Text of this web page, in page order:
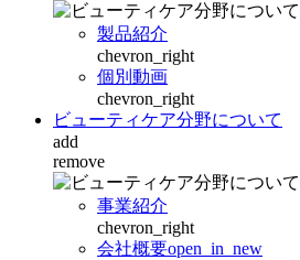
製品紹介
chevron_right
個別動画
chevron_right
ビューティケア分野について
add
remove
事業紹介
chevron_right
会社概要open_in_new